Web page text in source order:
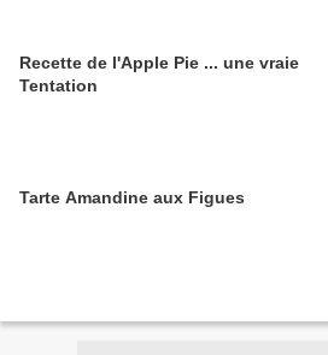
Recette de l'Apple Pie ... une vraie
Tentation
Tarte Amandine aux Figues